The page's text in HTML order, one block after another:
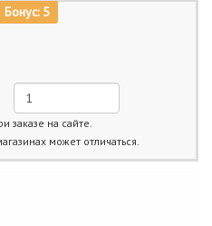
Бонус: 5
заказе на сайте.
может отличаться.